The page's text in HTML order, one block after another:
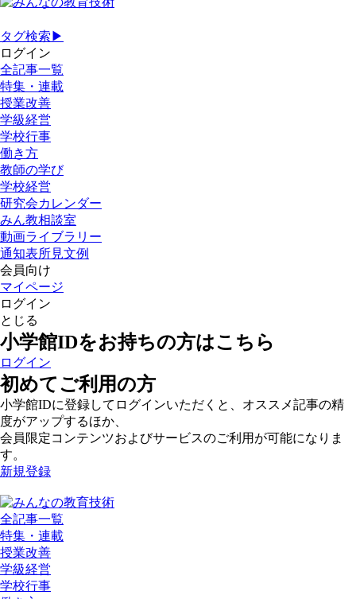
タグ検索▶
ログイン
全記事一覧
特集・連載
授業改善
学級経営
学校行事
働き方
教師の学び
学校経営
研究会カレンダー
みん教相談室
動画ライブラリー
通知表所見文例
会員向け
マイページ
ログイン
とじる
小学館IDをお持ちの方はこちら
ログイン
初めてご利用の方
小学館IDに登録してログインいただくと、オススメ記事の精
度がアップするほか、
会員限定コンテンツおよびサービスのご利用が可能になりま
す。
新規登録
全記事一覧
特集・連載
授業改善
学級経営
学校行事